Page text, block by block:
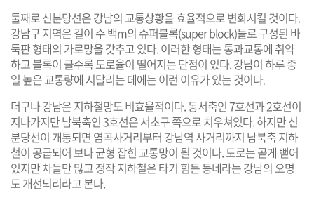
둘째로 신분당선은 강남의 교통상황을 효율적으로 변화시킬 것이다.
강남구 지역은 길이 수 백m의 슈퍼블록(super block)들로 구성된 바
둑판 형태의 가로망을 갖추고 있다. 이러한 형태는 통과교통에 취약
하고 블록이 클수록 도로율이 떨어지는 단점이 있다. 강남이 하루 종
일 높은 교통량에 시달리는 데에는 이런 이유가 있는 것이다.
더구나 강남은 지하철망도 비효율적이다. 동서축인 7호선과 2호선이
지나가지만 남북축인 3호선은 서초구 쪽으로 치우쳐있다. 하지만 신
분당선이 개통되면 염곡사거리부터 강남역 사거리까지 남북축 지하
철이 공급되어 보다 균형 잡힌 교통망이 될 것이다. 도로는 곧게 뻗어
있지만 차들만 많고 정작 지하철은 타기 힘든 동네라는 강남의 오명
도 개선되리라고 본다.